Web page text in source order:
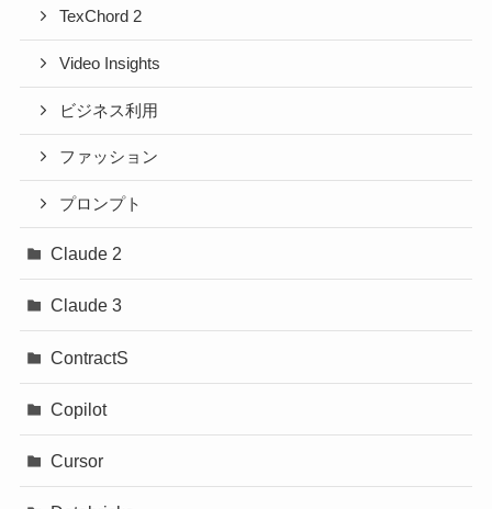
TexChord 2
Video Insights
ビジネス利用
ファッション
プロンプト
Claude 2
Claude 3
ContractS
Copilot
Cursor